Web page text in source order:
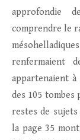
approfondie
comprendre le
renfermaient
appartenaient
des 105 tombes
restes de
la page 35